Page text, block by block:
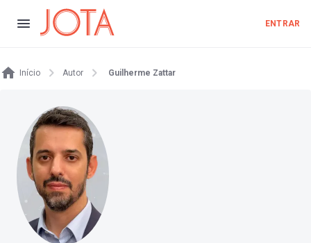
ENTRAR
Início Autor Guilherme Zattar